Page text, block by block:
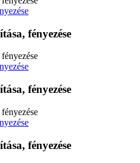
fényezése
fényezése
fényezése